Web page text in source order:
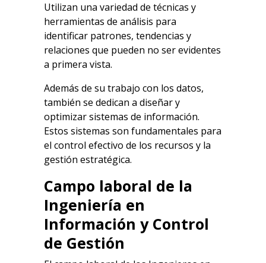
Utilizan una variedad de técnicas y
herramientas de análisis para
identificar patrones, tendencias y
relaciones que pueden no ser evidentes
a primera vista.
Además de su trabajo con los datos,
también se dedican a diseñar y
optimizar sistemas de información.
Estos sistemas son fundamentales para
el control efectivo de los recursos y la
gestión estratégica.
Campo laboral de la
Ingeniería en
Información y Control
de Gestión